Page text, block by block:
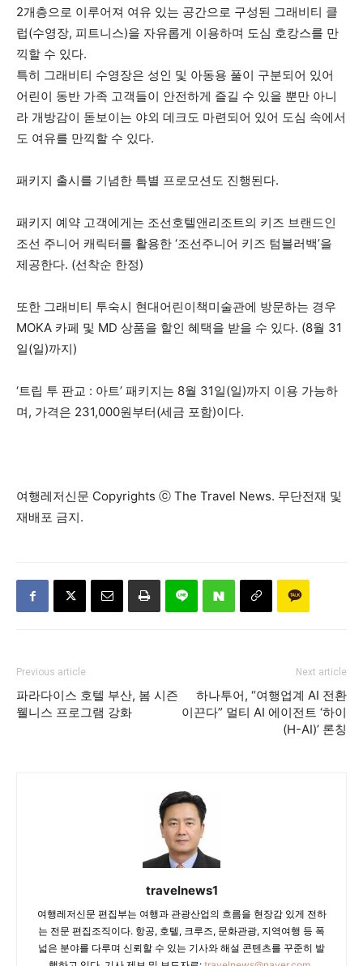
2개층으로 이루어져 여유 있는 공간으로 구성된 그래비티 클
럽(수영장, 피트니스)을 자유롭게 이용하며 도심 호캉스를 만
끽할 수 있다.
특히 그래비티 수영장은 성인 및 아동용 풀이 구분되어 있어
어린이 동반 가족 고객들이 안전하게 즐길 수 있을 뿐만 아니
라 개방감이 돋보이는 야외 데크도 마련되어 있어 도심 속에서
도 여유를 만끽할 수 있다.
패키지 출시를 기념한 특별 프로모션도 진행된다.
패키지 예약 고객에게는 조선호텔앤리조트의 키즈 브랜드인
조선 주니어 캐릭터를 활용한 ‘조선주니어 키즈 텀블러백’을
제공한다. (선착순 한정)
또한 그래비티 투숙시 현대어린이책미술관에 방문하는 경우
MOKA 카페 및 MD 상품을 할인 혜택을 받을 수 있다. (8월 31
일(일)까지)
‘트립 투 판교 : 아트’ 패키지는 8월 31일(일)까지 이용 가능하
며, 가격은 231,000원부터(세금 포함)이다.
여행레저신문 Copyrights ⓒ The Travel News. 무단전재 및
재배포 금지.
Previous article
파라다이스 호텔 부산, 봄 시즌
웰니스 프로그램 강화
Next article
하나투어, “여행업계 AI 전환
이끈다” 멀티 AI 에이전트 ‘하이
(H-AI)’ 론칭
travelnews1
여행레저신문 편집부는 여행과 관광산업의 흐름을 현장감 있게 전하
는 전문 편집조직이다. 항공, 호텔, 크루즈, 문화관광, 지역여행 등 폭
넓은 분야를 다루며 신뢰할 수 있는 기사와 해설 콘텐츠를 꾸준히 발